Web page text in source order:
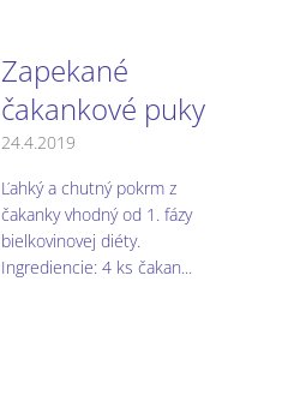
Zapekané
čakankové puky
24.4.2019
Ľahký a chutný pokrm z
čakanky vhodný od 1. fázy
bielkovinovej diéty.
Ingrediencie: 4 ks čakan...